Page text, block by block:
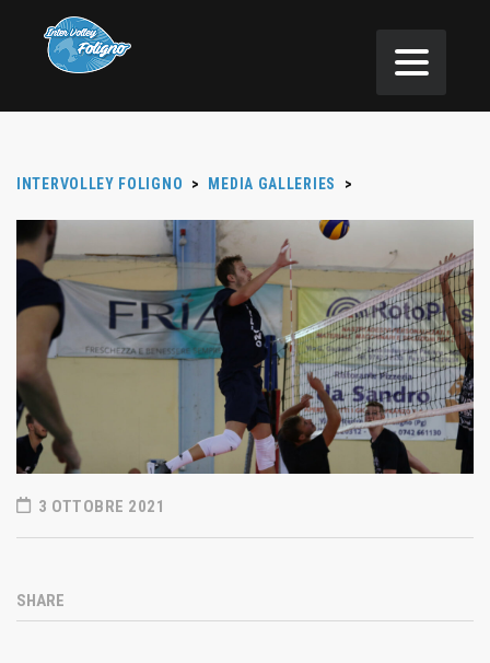
INTERVOLLEY FOLIGNO > MEDIA GALLERIES >
3 OTTOBRE 2021
SHARE